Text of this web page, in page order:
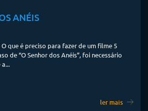
ANÉIS
que é preciso para fazer de um filme 5
de “O Senhor dos Anéis”, foi necessário
ler mais